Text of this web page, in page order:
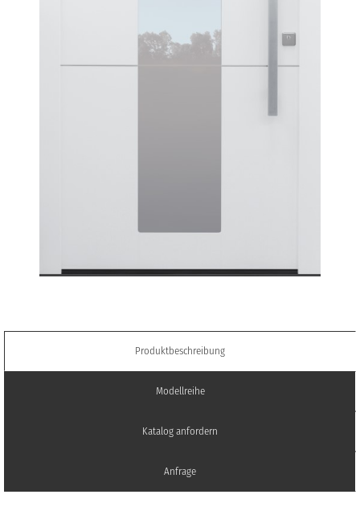
Produktbeschreibung
Modellreihe
Katalog anfordern
Anfrage